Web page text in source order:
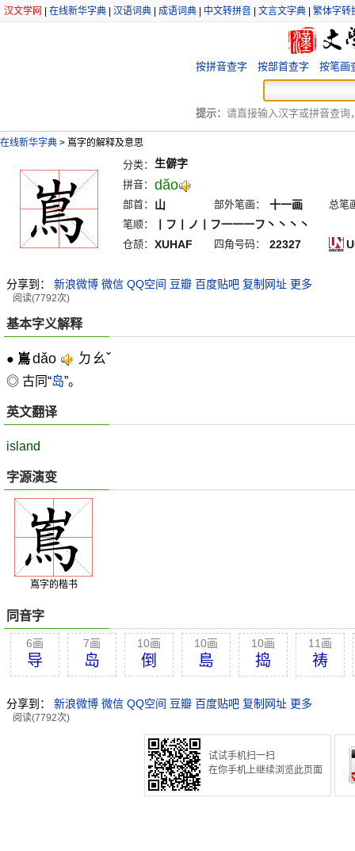
汉文学网 在线新华字典 汉语词典 成语词典 中文转拼音 文言文字典 繁体字转
按拼音查字 按部首查字 按笔画
提示： 请直接输入汉字或拼音查询
在线新华字典 > 嶌字的解释及意思
分类： 生僻字
拼音： dăo
部首： 山 部外笔画： 十一画
总笔
笔顺：
丨フ丨ノ丨フ一一一フ丶丶丶丶
仓颉： XUHAF 四角号码： 22327
分享到： 新浪微博 微信 QQ空间 豆瓣 百度贴吧 复制网址 更多
阅读(7792次)
基本字义解释
● 嶌dǎo ㄉㄠˇ
◎ 古同“岛”。
英文翻译
island
字源演变
嶌字的楷书
同音字
6画
导
7画
岛
10画
倒
10画
島
10画
捣
11画
祷
分享到： 新浪微博 微信 QQ空间 豆瓣 百度贴吧 复制网址 更多
阅读(7792次)
试试手机扫一扫
在你手机上继续浏览此页面